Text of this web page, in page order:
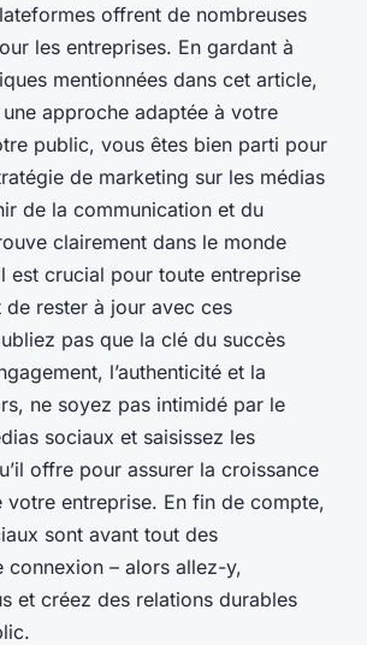
offrent de nombreuses
les entreprises. En gardant à
mentionnées dans cet article,
approche adaptée à votre
public, vous êtes bien parti pour
de marketing sur les médias
de la communication et du
clairement dans le monde
est crucial pour toute entreprise
de rester à jour avec ces
pas que la clé du succès
l’authenticité et la
ne soyez pas intimidé par le
sociaux et saisissez les
offre pour assurer la croissance
votre entreprise. En fin de compte,
sont avant tout des
connexion – alors allez-y,
et créez des relations durables